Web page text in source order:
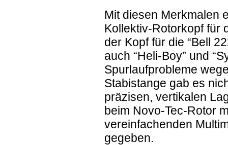
Mit diesen Merkmalen
Kollektiv-Rotorkopf für
der Kopf für die “Bell
auch “Heli-Boy” und
Spurlaufprobleme
Stabistange gab es
präzisen, vertikalen
beim Novo-Tec-Rotor
vereinfachenden
gegeben.